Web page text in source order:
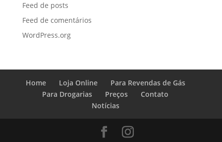
Feed de posts
Feed de comentários
WordPress.org
Home Loja Online
Para Revendas de Gás
Para Drogarias
Preços
Contato
Notícias